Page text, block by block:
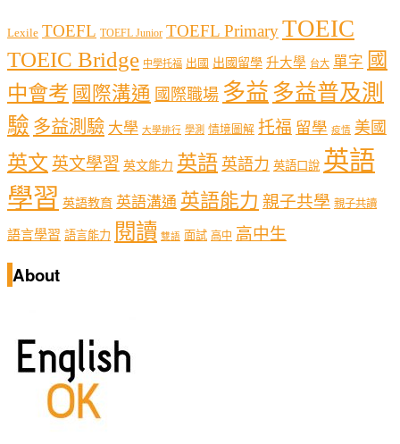
Lexile TOEFL TOEFL Junior TOEFL PrimaryTOEIC
TOEIC Bridge 中學托福 出國 出國留學 升大學 台大 單字 國
中會考 國際溝通 國際職場 多益 多益普及測
驗 多益測驗 大學 大學排行 學測 情境圖解 托福 留學 疫情 美國
英文 英文學習 英文能力 英語 英語力 英語口說 英語
學習 英語教育 英語溝通 英語能力 親子共學 親子共讀
語言學習 語言能力 閱讀 雙語 面試 高中 高中生
About